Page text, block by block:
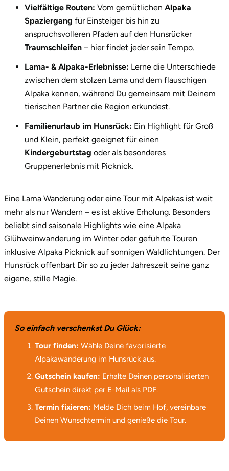
Vielfältige Routen: Vom gemütlichen Alpaka
Spaziergang für Einsteiger bis hin zu
anspruchsvolleren Pfaden auf den Hunsrücker
Traumschleifen – hier findet jeder sein Tempo.
Lama- & Alpaka-Erlebnisse: Lerne die Unterschiede
zwischen dem stolzen Lama und dem flauschigen
Alpaka kennen, während Du gemeinsam mit Deinem
tierischen Partner die Region erkundest.
Familienurlaub im Hunsrück: Ein Highlight für Groß
und Klein, perfekt geeignet für einen
Kindergeburtstag oder als besonderes
Gruppenerlebnis mit Picknick.
Eine Lama Wanderung oder eine Tour mit Alpakas ist weit
mehr als nur Wandern – es ist aktive Erholung. Besonders
beliebt sind saisonale Highlights wie eine Alpaka
Glühweinwanderung im Winter oder geführte Touren
inklusive Alpaka Picknick auf sonnigen Waldlichtungen. Der
Hunsrück offenbart Dir so zu jeder Jahreszeit seine ganz
eigene, stille Magie.
So einfach verschenkst Du Glück:
Tour finden: Wähle Deine favorisierte
Alpakawanderung im Hunsrück aus.
Gutschein kaufen: Erhalte Deinen personalisierten
Gutschein direkt per E-Mail als PDF.
Termin fixieren: Melde Dich beim Hof, vereinbare
Deinen Wunschtermin und genieße die Tour.
Potsdam-Mittelmark
Prignitz
Regensburg
Rendsburg Eckernförde
Rodgau
Rostock
Saarbrücken
Salzgitter
Schweinfurt
Schwerin
Seligenstadt